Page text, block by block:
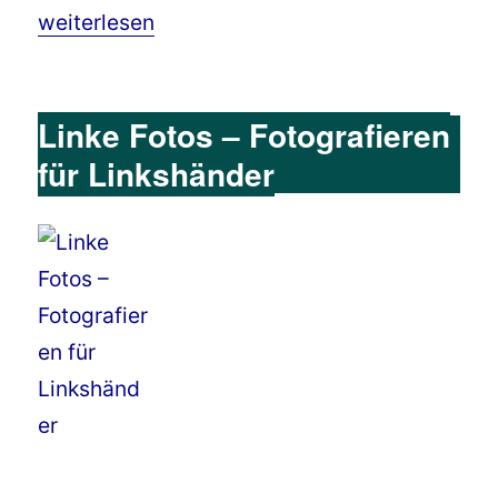
„Ipad / Iphone ohne Hände bedienen“
weiterlesen
Linke Fotos – Fotografieren
für Linkshänder